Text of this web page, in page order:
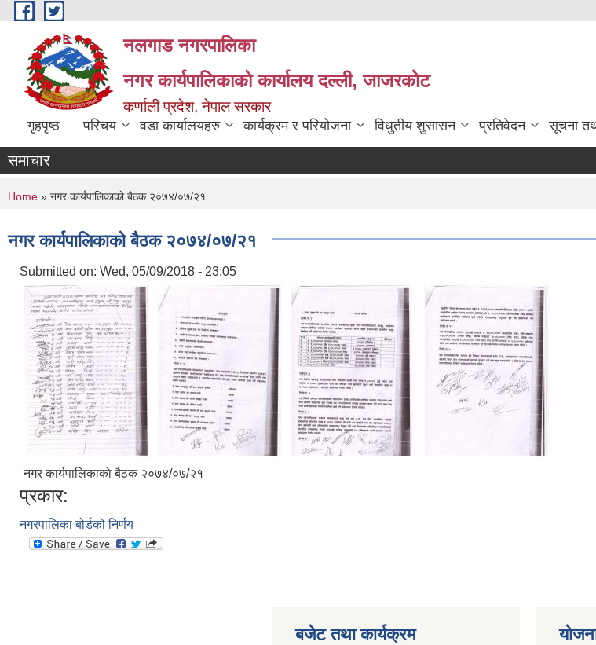
Skip to main content
नलगाड नगरपालिका
नगर कार्यपालिकाको कार्यालय दल्ली, जाजरकाेट
कर्णाली प्रदेश, नेपाल सरकार
गृहपृष्ठ परिचय वडा कार्यालयहरु कार्यक्रम र परियोजना विधुतीय शुसासन प्रतिवेदन सूचना
समाचार
You are here
Home » नगर कार्यपालिकाकाे बैठक २०७४/०७/२१
नगर कार्यपालिकाकाे बैठक २०७४/०७/२१
Submitted on: Wed, 05/09/2018 - 23:05
नगर कार्यपालिकाकाे बैठक २०७४/०७/२१
प्रकार:
नगरपालिका बोर्डको निर्णय
बजेट तथा कार्यक्रम